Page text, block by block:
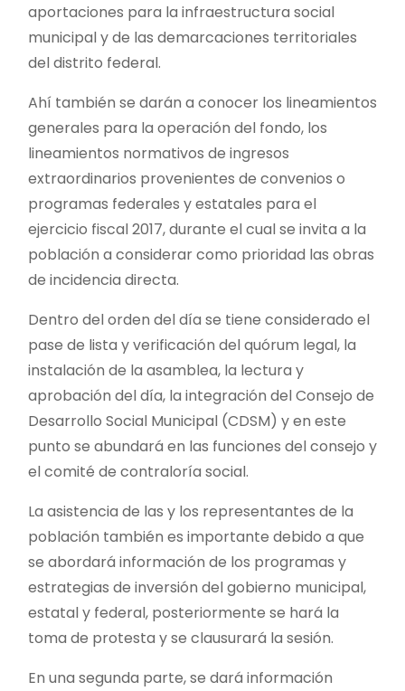
aportaciones para la infraestructura social
municipal y de las demarcaciones territoriales
del distrito federal.
Ahí también se darán a conocer los lineamientos
generales para la operación del fondo, los
lineamientos normativos de ingresos
extraordinarios provenientes de convenios o
programas federales y estatales para el
ejercicio fiscal 2017, durante el cual se invita a la
población a considerar como prioridad las obras
de incidencia directa.
Dentro del orden del día se tiene considerado el
pase de lista y verificación del quórum legal, la
instalación de la asamblea, la lectura y
aprobación del día, la integración del Consejo de
Desarrollo Social Municipal (CDSM) y en este
punto se abundará en las funciones del consejo y
el comité de contraloría social.
La asistencia de las y los representantes de la
población también es importante debido a que
se abordará información de los programas y
estrategias de inversión del gobierno municipal,
estatal y federal, posteriormente se hará la
toma de protesta y se clausurará la sesión.
En una segunda parte, se dará información